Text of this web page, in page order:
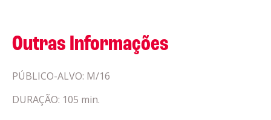
Outras Informações
PÚBLICO-ALVO: M/16
DURAÇÃO: 105 min.